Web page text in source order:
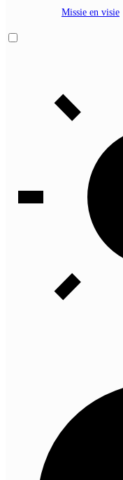
Missie en visie